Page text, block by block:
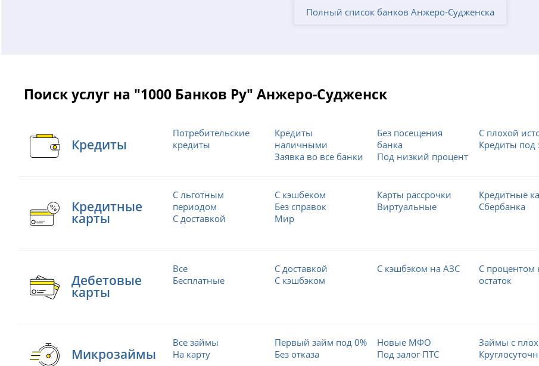
Полный список банков Анжеро-Судженска
Поиск услуг на "1000 Банков Ру" Анжеро-Судженск
Кредиты
Потребительские
кредиты
Кредиты
наличными
Заявка во все банки
Без посещения
банка
Под низкий процент
С плохой
Кредиты под
Кредитные
карты
С льготным
периодом
С доставкой
С кэшбеком
Без справок
Мир
Карты рассрочки
Виртуальные
Кредитные
Сбербанка
Дебетовые
карты
Все
Бесплатные
С доставкой
С кэшбэком
С кэшбэком на АЗС
С процентом
остаток
Микрозаймы
Все займы
На карту
Первый займ под 0%
Без отказа
Новые МФО
Под залог ПТС
Займы с